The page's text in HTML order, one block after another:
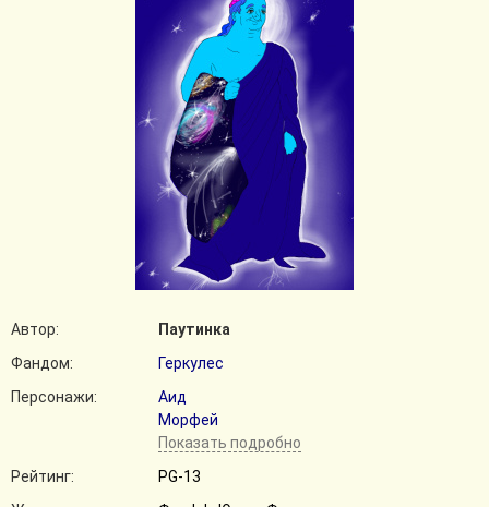
Автор:
Паутинка
Фандом:
Геркулес
Персонажи:
Аид
Морфей
Показать подробно
Рейтинг:
PG-13